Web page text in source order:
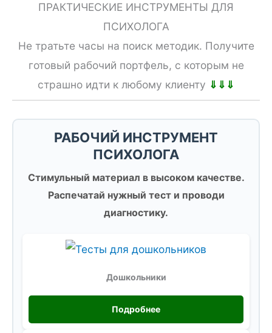
ПРАКТИЧЕСКИЕ ИНСТРУМЕНТЫ ДЛЯ
ПСИХОЛОГА
Не тратьте часы на поиск методик. Получите
готовый рабочий портфель, с которым не
страшно идти к любому клиенту ⇓⇓⇓
РАБОЧИЙ ИНСТРУМЕНТ
ПСИХОЛОГА
Стимульный материал в высоком качестве.
Распечатай нужный тест и проводи
диагностику.
Дошкольники
Подробнее